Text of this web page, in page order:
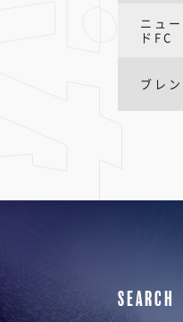
ニュ
ドFC
ブレ
SEARCH